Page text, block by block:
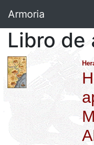
Armoria
Libro de